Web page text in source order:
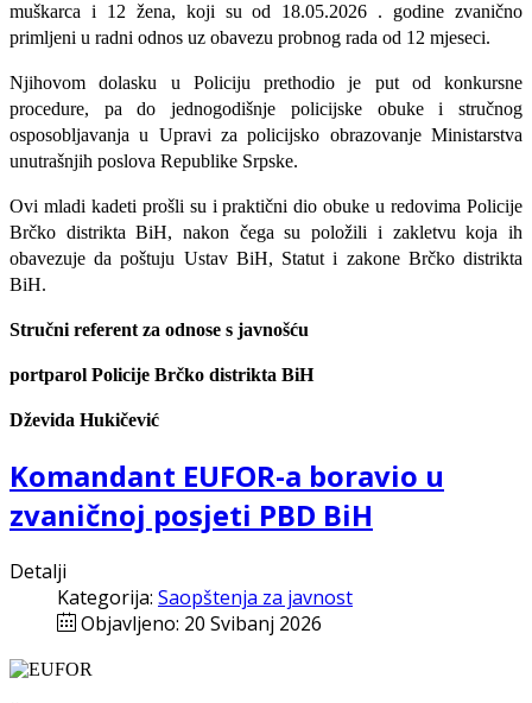
muškarca i 12 žena, koji su od 18.05.2026 . godine zvanično
primljeni u radni odnos uz obavezu probnog rada od 12 mjeseci.
Njihovom dolasku u Policiju prethodio je put od konkursne
procedure, pa do jednogodišnje policijske obuke i stručnog
osposobljavanja u Upravi za policijsko obrazovanje Ministarstva
unutrašnjih poslova Republike Srpske.
Ovi mladi kadeti prošli su i praktični dio obuke u redovima Policije
Brčko distrikta BiH, nakon čega su položili i zakletvu koja ih
obavezuje da poštuju Ustav BiH, Statut i zakone Brčko distrikta
BiH.
Stručni referent za odnose s javnošću
portparol Policije Brčko distrikta BiH
Dževida Hukičević
Komandant EUFOR-a boravio u
zvaničnoj posjeti PBD BiH
Detalji
Kategorija: Saopštenja za javnost
Objavljeno: 20 Svibanj 2026